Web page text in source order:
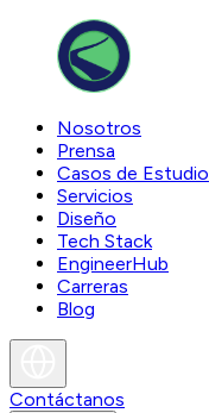
Nosotros
Prensa
Casos de Estudio
Servicios
Diseño
Tech Stack
EngineerHub
Carreras
Blog
Contáctanos